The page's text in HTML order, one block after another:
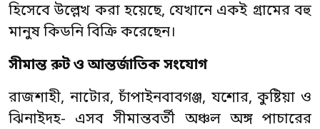
হিসেবে উল্লেখ করা হয়েছে, যেখানে একই গ্রামের বহু
মানুষ কিডনি বিক্রি করেছেন।
সীমান্ত রুট ও আন্তর্জাতিক সংযোগ
রাজশাহী, নাটোর, চাঁপাইনবাবগঞ্জ, যশোর, কুষ্টিয়া ও
ঝিনাইদহ- এসব সীমান্তবর্তী অঞ্চল অঙ্গ পাচারের